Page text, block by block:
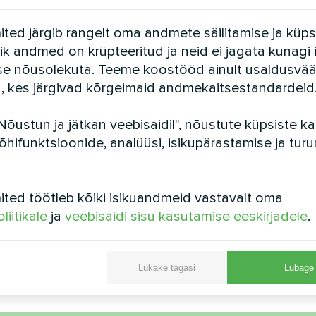
Vt ka
Korter Eramu
Split soojuspump Artic
järgib rangelt oma andmete säilitamise ja
andmed on krüpteeritud ja neid ei jagata kunagi
nõusolekuta. Teeme koostööd ainult
kes järgivad kõrgeimaid andmekaitsestandardeid.
ja jätkan veebisaidil", nõustute küpsiste
analüüsi, isikupärastamise ja
töötleb kõiki isikuandmeid vastavalt oma
ja veebisaidi sisu kasutamise eeskirjadele.
Lükake tagasi